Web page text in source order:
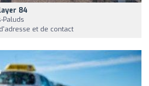
84
Paluds
et de contact